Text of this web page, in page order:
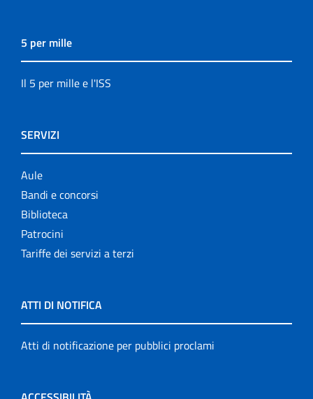
5 per mille
Il 5 per mille e l'ISS
SERVIZI
Aule
Bandi e concorsi
Biblioteca
Patrocini
Tariffe dei servizi a terzi
ATTI DI NOTIFICA
Atti di notificazione per pubblici proclami